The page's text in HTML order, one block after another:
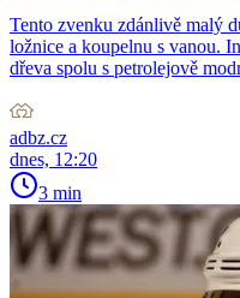
Tento zvenku zdánlivě malý
ložnice a koupelnu s vanou.
dřeva spolu s petrolejově
adbz.cz
dnes, 12:20
3 min